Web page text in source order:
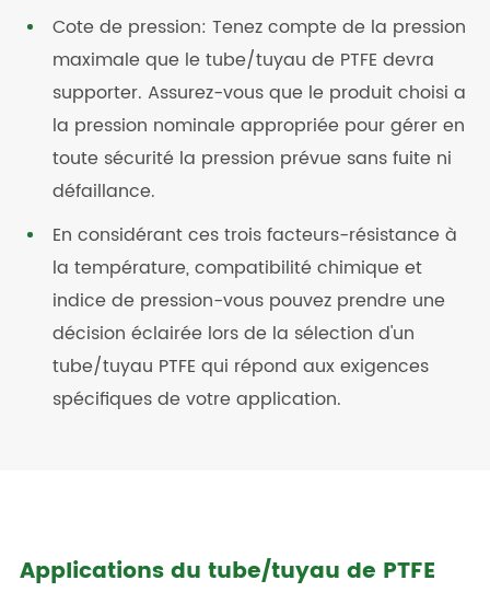
Cote de pression: Tenez compte de la pression
maximale que le tube/tuyau de PTFE devra
supporter. Assurez-vous que le produit choisi a
la pression nominale appropriée pour gérer en
toute sécurité la pression prévue sans fuite ni
défaillance.
En considérant ces trois facteurs-résistance à
la température, compatibilité chimique et
indice de pression-vous pouvez prendre une
décision éclairée lors de la sélection d'un
tube/tuyau PTFE qui répond aux exigences
spécifiques de votre application.
Applications du tube/tuyau de PTFE